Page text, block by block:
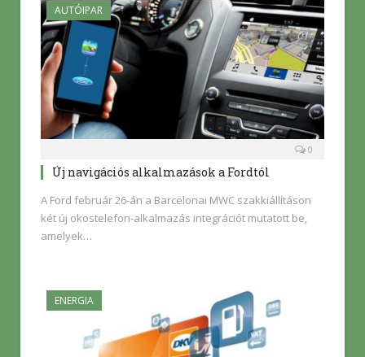
AUTÓIPAR
0
Új navigációs alkalmazások a Fordtól
A Ford február 26-án a Barcelonai MWC szakkiállításon
két új okostelefon-alkalmazás integrációt mutatott be,
amelyek…
ENERGIA